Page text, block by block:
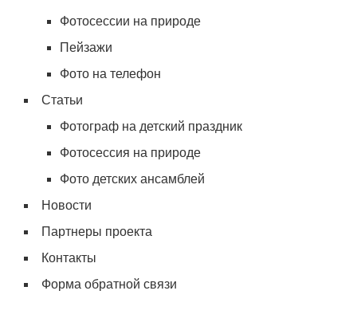
Фотосессии на природе
Пейзажи
Фото на телефон
Статьи
Фотограф на детский праздник
Фотосессия на природе
Фото детских ансамблей
Новости
Партнеры проекта
Контакты
Форма обратной связи